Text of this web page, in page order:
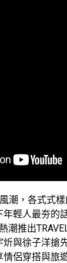
潮，各式式
輕人最夯的
潮推出
與徐子洋搶
侶穿搭與旅